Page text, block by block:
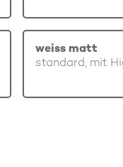
weiss matt
standard, mit